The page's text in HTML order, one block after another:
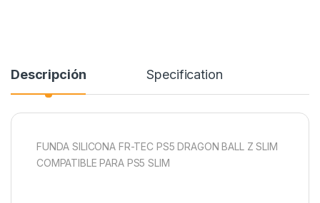
Descripción Specification
FUNDA SILICONA FR-TEC PS5 DRAGON BALL Z SLIM
COMPATIBLE PARA PS5 SLIM